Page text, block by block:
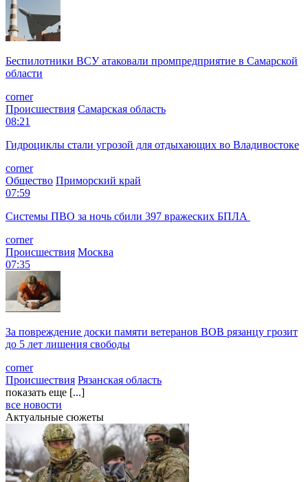
Беспилотники ВСУ атаковали промпредприятие в Самарской
области
corner
Происшествия Самарская область
08:21
Гидроциклы стали угрозой для отдыхающих во Владивостоке
corner
Общество Приморский край
07:59
Системы ПВО за ночь сбили 397 вражеских БПЛА
corner
Происшествия Москва
07:35
За повреждение доски памяти ветеранов ВОВ рязанцу грозит
до 5 лет лишения свободы
corner
Происшествия Рязанская область
показать еще [...]
все новости
Актуальные сюжеты